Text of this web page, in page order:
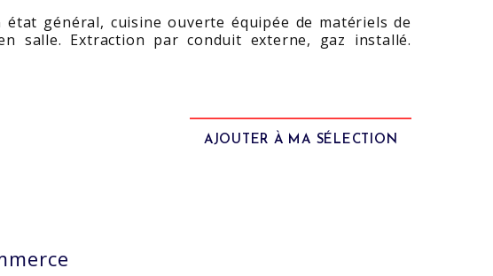
général, cuisine ouverte équipée de matériels de
salle. Extraction par conduit externe, gaz installé.
AJOUTER À MA SÉLECTION